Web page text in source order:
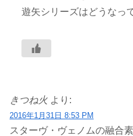
遊矢シリーズはどうなっ
きつね火 より:
2016年1月31日 8:53 PM
スターヴ・ヴェノムの融合